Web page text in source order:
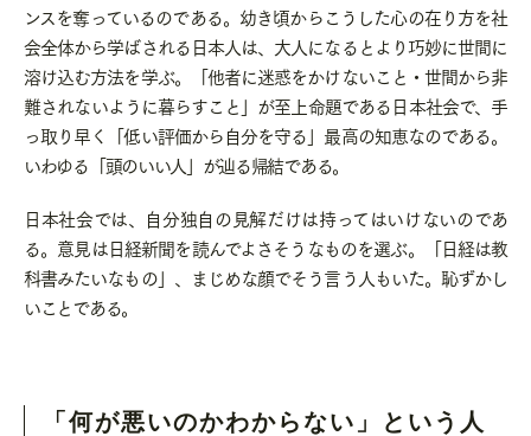
ンスを奪っているのである。幼き頃からこうした心の在り方を社
会全体から学ばされる日本人は、大人になるとより巧妙に世間に
溶け込む方法を学ぶ。「他者に迷惑をかけないこと・世間から非
難されないように暮らすこと」が至上命題である日本社会で、手
っ取り早く「低い評価から自分を守る」最高の知恵なのである。
いわゆる「頭のいい人」が辿る帰結である。
日本社会では、自分独自の見解だけは持ってはいけないのであ
る。意見は日経新聞を読んでよさそうなものを選ぶ。「日経は教
科書みたいなもの」、まじめな顔でそう言う人もいた。恥ずかし
いことである。
「何が悪いのかわからない」という人